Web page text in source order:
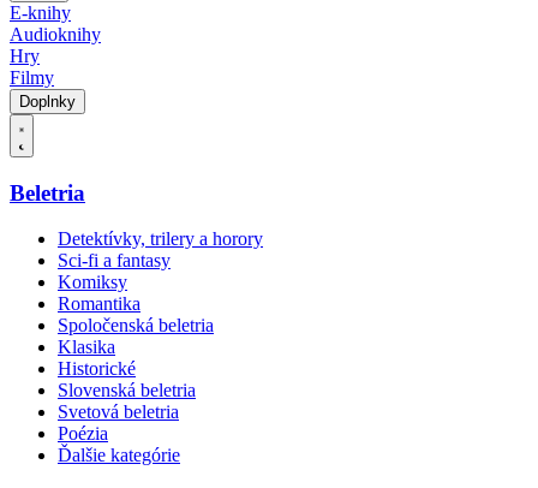
E-knihy
Audioknihy
Hry
Filmy
Doplnky
Beletria
Detektívky, trilery a horory
Sci-fi a fantasy
Komiksy
Romantika
Spoločenská beletria
Klasika
Historické
Slovenská beletria
Svetová beletria
Poézia
Ďalšie kategórie